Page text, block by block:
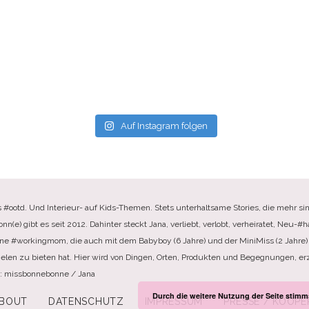
Auf Instagram folgen
Und Interieur- auf Kids-Themen. Stets unterhaltsame Stories, die mehr
gibt es seit 2012. Dahinter steckt Jana, verliebt, verlobt, verheiratet, Neu-
#workingmom, die auch mit dem Babyboy (6 Jahre) und der MiniMiss (2
zu bieten hat. Hier wird von Dingen, Orten, Produkten und Begegnungen,
missbonnebonne / Jana
DATENSCHUTZ IMPRESSUM PRESSE /
Durch die weitere Nutzung der Seite